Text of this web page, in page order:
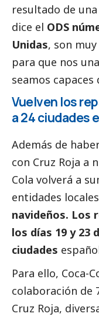
resultado de una
dice el ODS
Unidas, son
para que nos
seamos
Vuelven los
a 24 ciudades
Además de
con Cruz Roja a
Cola volverá a
entidades
navideños. Los
los días 19 y 23
ciudades
Para ello, Coca-
colaboración de
Cruz Roja,